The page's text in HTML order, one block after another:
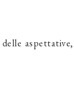
aspettative,